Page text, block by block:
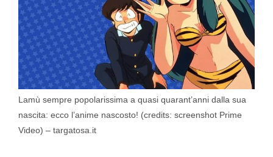
Lamù sempre popolarissima a quasi quarant’anni dalla sua
nascita: ecco l’anime nascosto! (credits: screenshot Prime
Video) – targatosa.it